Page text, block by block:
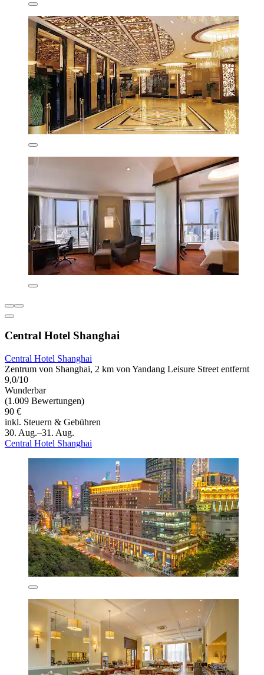
Central Hotel Shanghai
Central Hotel Shanghai
Zentrum von Shanghai, 2 km von Yandang Leisure Street entfernt
9,0/10
Wunderbar
(1.009 Bewertungen)
90 €
inkl. Steuern & Gebühren
30. Aug.–31. Aug.
Central Hotel Shanghai